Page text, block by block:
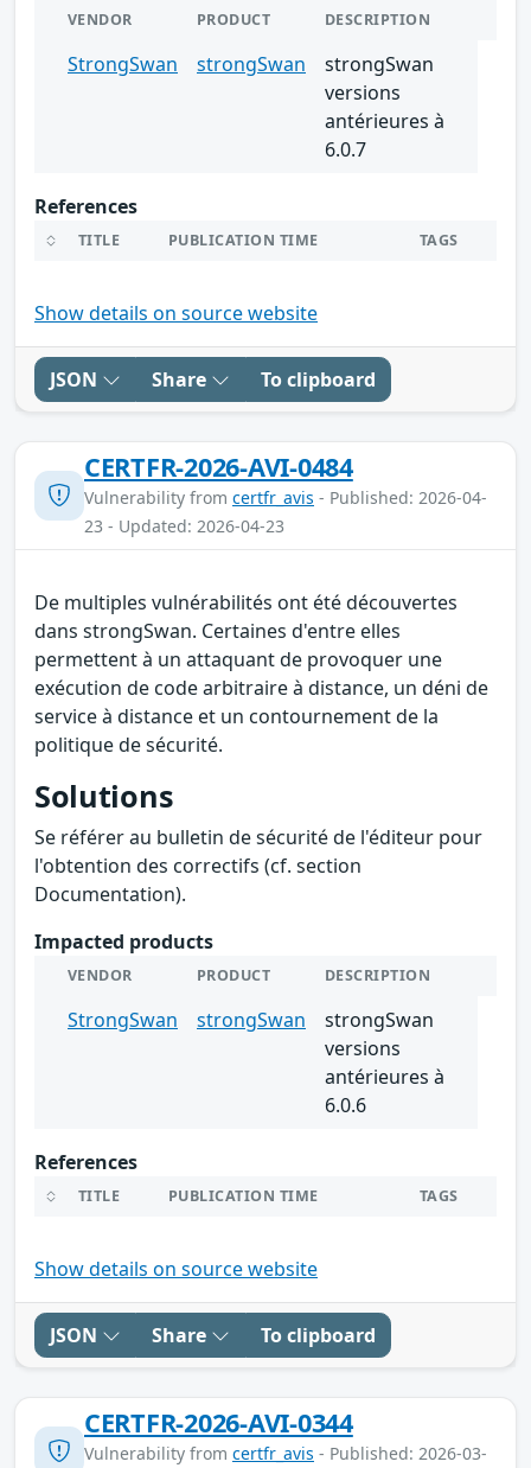
VENDOR PRODUCT DESCRIPTION
StrongSwan strongSwan
strongSwan
versions
antérieures à
6.0.7
References
TITLE PUBLICATION TIME TAGS
Show details on source website
JSON Share To clipboard
CERTFR-2026-AVI-0484
Vulnerability from certfr_avis - Published: 2026-04-
23 - Updated: 2026-04-23
De multiples vulnérabilités ont été découvertes
dans strongSwan. Certaines d'entre elles
permettent à un attaquant de provoquer une
exécution de code arbitraire à distance, un déni de
service à distance et un contournement de la
politique de sécurité.
Solutions
Se référer au bulletin de sécurité de l'éditeur pour
l'obtention des correctifs (cf. section
Documentation).
Impacted products
VENDOR PRODUCT DESCRIPTION
StrongSwan strongSwan
strongSwan
versions
antérieures à
6.0.6
References
TITLE PUBLICATION TIME TAGS
Show details on source website
JSON Share To clipboard
CERTFR-2026-AVI-0344
Vulnerability from certfr_avis - Published: 2026-03-